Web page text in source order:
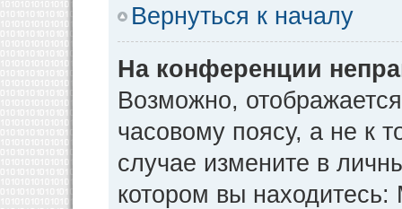
Вернуться к началу
На конференции
Возможно,
часовому поясу, а не к
случае измените в
котором вы находитесь: